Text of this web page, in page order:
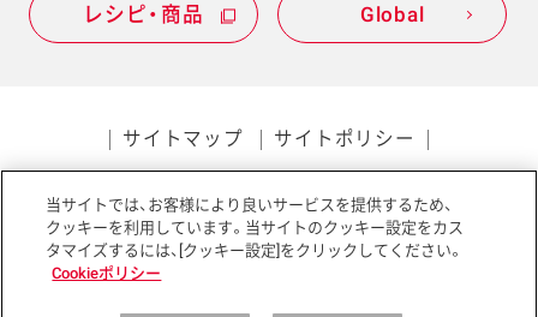
レシピ・商品 Global
サイトマップ サイトポリシー
ソーシャルメディアポリシー アクセシビリティ
当サイトでは、お客様により良いサービスを提供するため、
クッキーを利用しています。当サイトのクッキー設定をカス
タマイズするには、[クッキー設定]をクリックしてください。
Cookieポリシー